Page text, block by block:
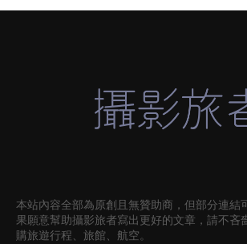
本站內容全部為原創且無贊助商，但部分連結
果願意幫助攝影旅者寫出更好的文章，請不吝
購旅遊行程、旅館、航空。